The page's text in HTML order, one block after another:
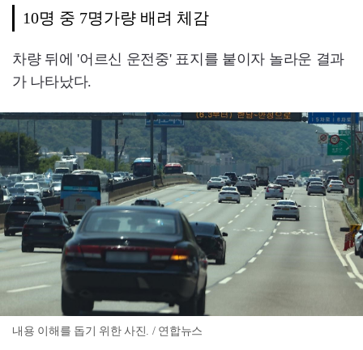
10명 중 7명가량 배려 체감
차량 뒤에 '어르신 운전중' 표지를 붙이자 놀라운 결과
가 나타났다.
내용 이해를 돕기 위한 사진. / 연합뉴스